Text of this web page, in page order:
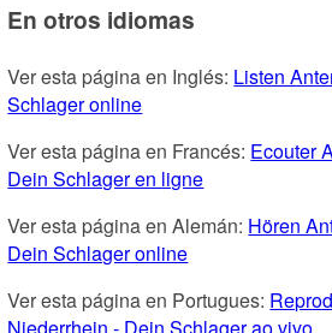
En otros idiomas
Ver esta página en Inglés: Listen
Schlager online
Ver esta página en Francés: Ecouter
Dein Schlager en ligne
Ver esta página en Alemán: Hören
Dein Schlager online
Ver esta página en Portugues:
Niederrhein - Dein Schlager ao vivo